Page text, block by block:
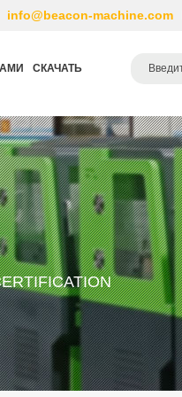
info@beacon-machine.com
СКАЧАТЬ